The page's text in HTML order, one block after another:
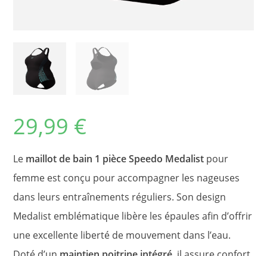
29,99 €
Le maillot de bain 1 pièce Speedo Medalist pour
femme est conçu pour accompagner les nageuses
dans leurs entraînements réguliers. Son design
Medalist emblématique libère les épaules afin d’offrir
une excellente liberté de mouvement dans l’eau.